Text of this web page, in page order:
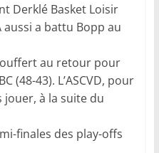
Derklé Basket Loisir
aussi a battu Bopp au
au retour pour
(48-43). L’ASCVD, pour
jouer, à la suite du
finales des play-offs